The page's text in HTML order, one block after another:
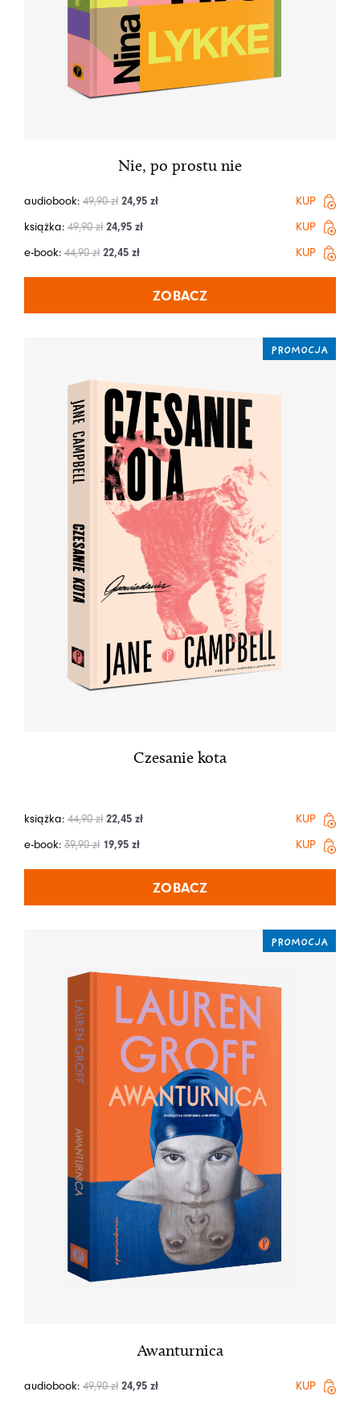
Nie, po prostu nie
audiobook: 49,90zł 24,95 zł
KUP
książka: 49,90zł 24,95 zł
KUP
e-book: 44,90zł 22,45 zł KUP
ZOBACZ
PROMOCJA
Czesanie kota
książka: 44,90zł 22,45 zł
KUP
e-book: 39,90zł 19,95 zł KUP
ZOBACZ
PROMOCJA
Awanturnica
audiobook: 49,90zł 24,95 zł KUP